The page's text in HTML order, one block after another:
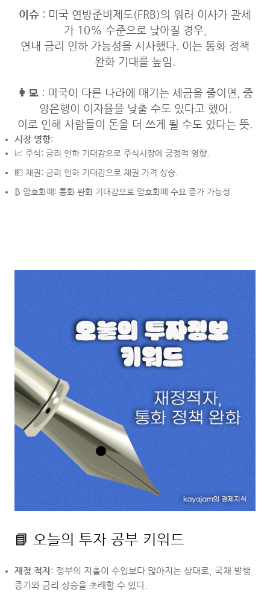
이슈 : 미국 연방준비제도(FRB)의 워러 이사가 관세
가 10% 수준으로 낮아질 경우,
연내 금리 인하 가능성을 시사했다. 이는 통화 정책
완화 기대를 높임.
👩‍💻 : 미국이 다른 나라에 매기는 세금을 줄이면, 중
앙은행이 이자율을 낮출 수도 있다고 했어.
이로 인해 사람들이 돈을 더 쓰게 될 수도 있다는 뜻.
시장 영향:
📈 주식: 금리 인하 기대감으로 주식시장에 긍정적 영향.
💵 채권: 금리 인하 기대감으로 채권 가격 상승.
₿ 암호화폐: 통화 완화 기대감으로 암호화폐 수요 증가 가능성.
📘 오늘의 투자 공부 키워드
재정 적자: 정부의 지출이 수입보다 많아지는 상태로, 국채 발행
증가와 금리 상승을 초래할 수 있다.